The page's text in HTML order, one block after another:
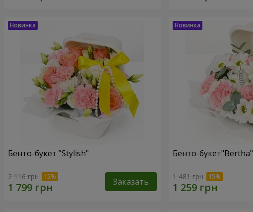
Бенто-букет "Stylish"
2 116 грн Заказать
Бенто-букет"Bertha"
1 481 грн